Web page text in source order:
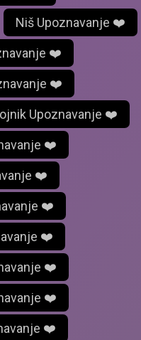
Niš Upoznavanje ❤️
❤️
❤️
Upoznavanje ❤️
❤️
❤️
❤️
❤️
❤️
❤️
❤️